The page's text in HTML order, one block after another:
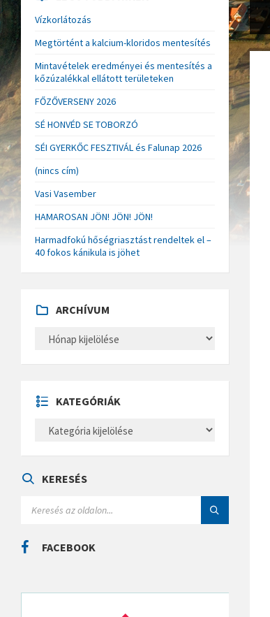
Vízkorlátozás
Megtörtént a kalcium-kloridos mentesítés
Mintavételek eredményei és mentesítés a
kőzúzalékkal ellátott területeken
FŐZŐVERSENY 2026
SÉ HONVÉD SE TOBORZÓ
SÉI GYERKŐC FESZTIVÁL és Falunap 2026
(nincs cím)
Vasi Vasember
HAMAROSAN JÖN! JÖN! JÖN!
Harmadfokú hőségriasztást rendeltek el –
40 fokos kánikula is jöhet
ARCHÍVUM
H
U
M
KATEGÓRIÁK
E
Á
KERESÉS
C
H
FACEBOOK